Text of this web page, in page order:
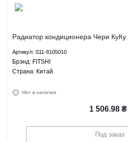
Радиатор кондиционера Чери
Артикул: S11-8105010
Брэнд: FITSHI
Страна: Китай
Нет в наличии
1 506.98 ₴
Под заказ